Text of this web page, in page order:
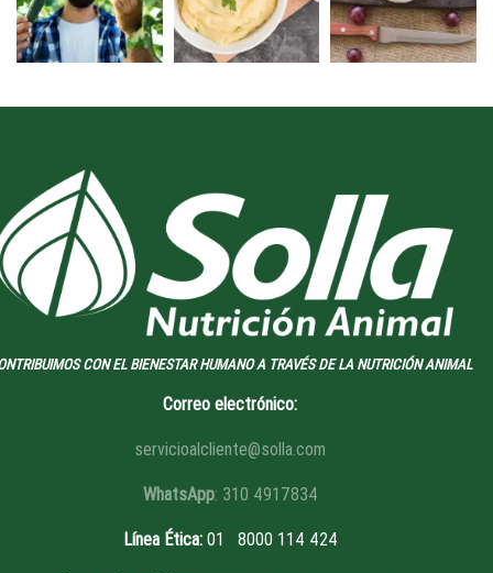
CON EL BIENESTAR HUMANO A TRAVÉS DE LA NUTRICIÓN ANIMAL
Correo electrónico:
servicioalcliente@solla.com
WhatsApp: 310 4917834
Línea Ética:01 8000 114 424